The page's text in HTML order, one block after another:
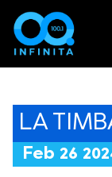
LA
Feb 26